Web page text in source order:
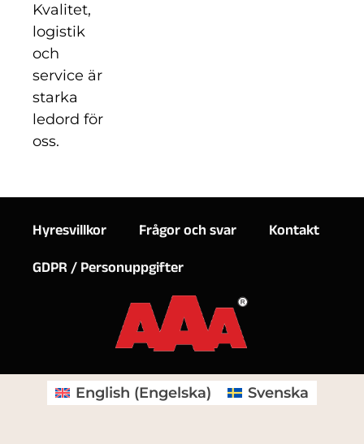
Kvalitet,
logistik
och
service är
starka
ledord för
oss.
Hyresvillkor Frågor och svar
Kontakt
GDPR / Personuppgifter
English (Engelska) Svenska